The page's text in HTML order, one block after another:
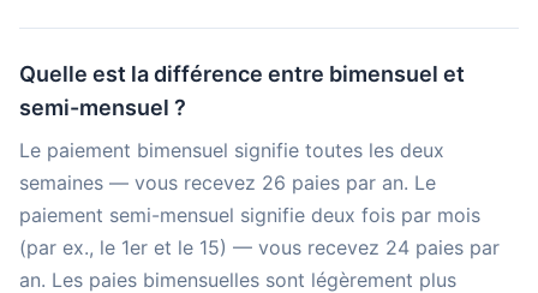
Quelle est la différence entre bimensuel et
semi-mensuel ?
Le paiement bimensuel signifie toutes les deux
semaines — vous recevez 26 paies par an. Le
paiement semi-mensuel signifie deux fois par mois
(par ex., le 1er et le 15) — vous recevez 24 paies par
an. Les paies bimensuelles sont légèrement plus